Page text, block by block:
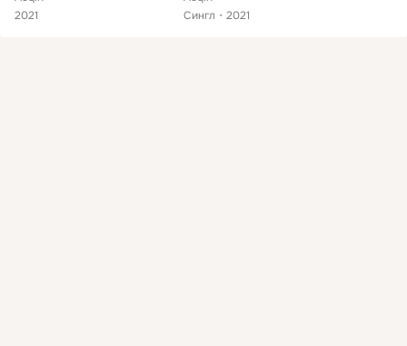
2021
Сингл
2021